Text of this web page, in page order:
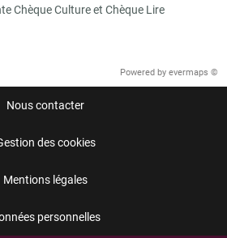
Chèque Culture et Chèque Lire
Powered by evermaps ©
Nous contacter
des cookies
Mentions légales
personnelles